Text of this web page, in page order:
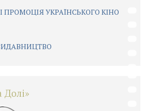
ПРОМОЦІЯ УКРАЇНСЬКОГО КІНО
Долі»